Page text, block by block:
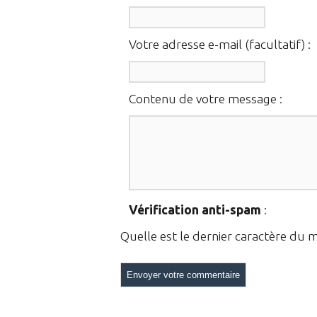
Votre adresse e-mail (facultatif) :
Contenu de votre message :
Vérification anti-spam :
Quelle est le dernier caractère du